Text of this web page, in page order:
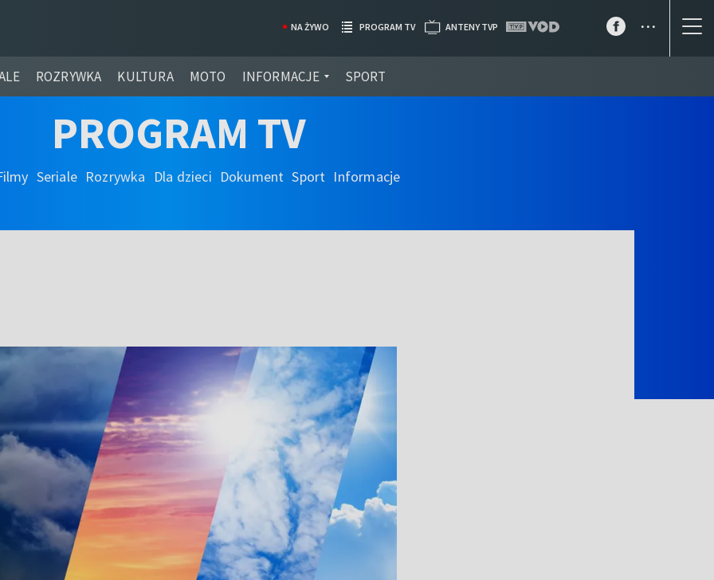
ROZRYWKA KULTURA MOTO INFORMACJE SPORT
NA ŻYWO PROGRAM TV ANTENY TVP ...
PROGRAM TV
Seriale Rozrywka Dla dzieci Dokument Sport Informacje